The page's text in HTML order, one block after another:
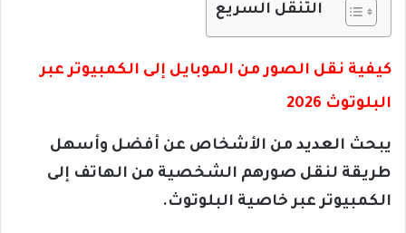
التنقل السريع
كيفية نقل الصور من الموبايل إلى الكمبيوتر عبر
البلوتوث 2026
يبحث العديد من الأشخاص عن أفضل وأسهل
طريقة لنقل صورهم الشخصية من الهاتف إلى
الكمبيوتر عبر خاصية البلوتوث.